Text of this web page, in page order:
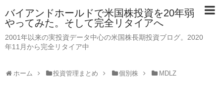
バイアンドホールドで米国株投資を20年弱
やってみた。そして完全リタイアへ
2001年以来の実投資データ中心の米国株長期投資ブログ。2020
年11月から完全リタイア中
ホーム 投資管理まとめ 個別株 MDLZ